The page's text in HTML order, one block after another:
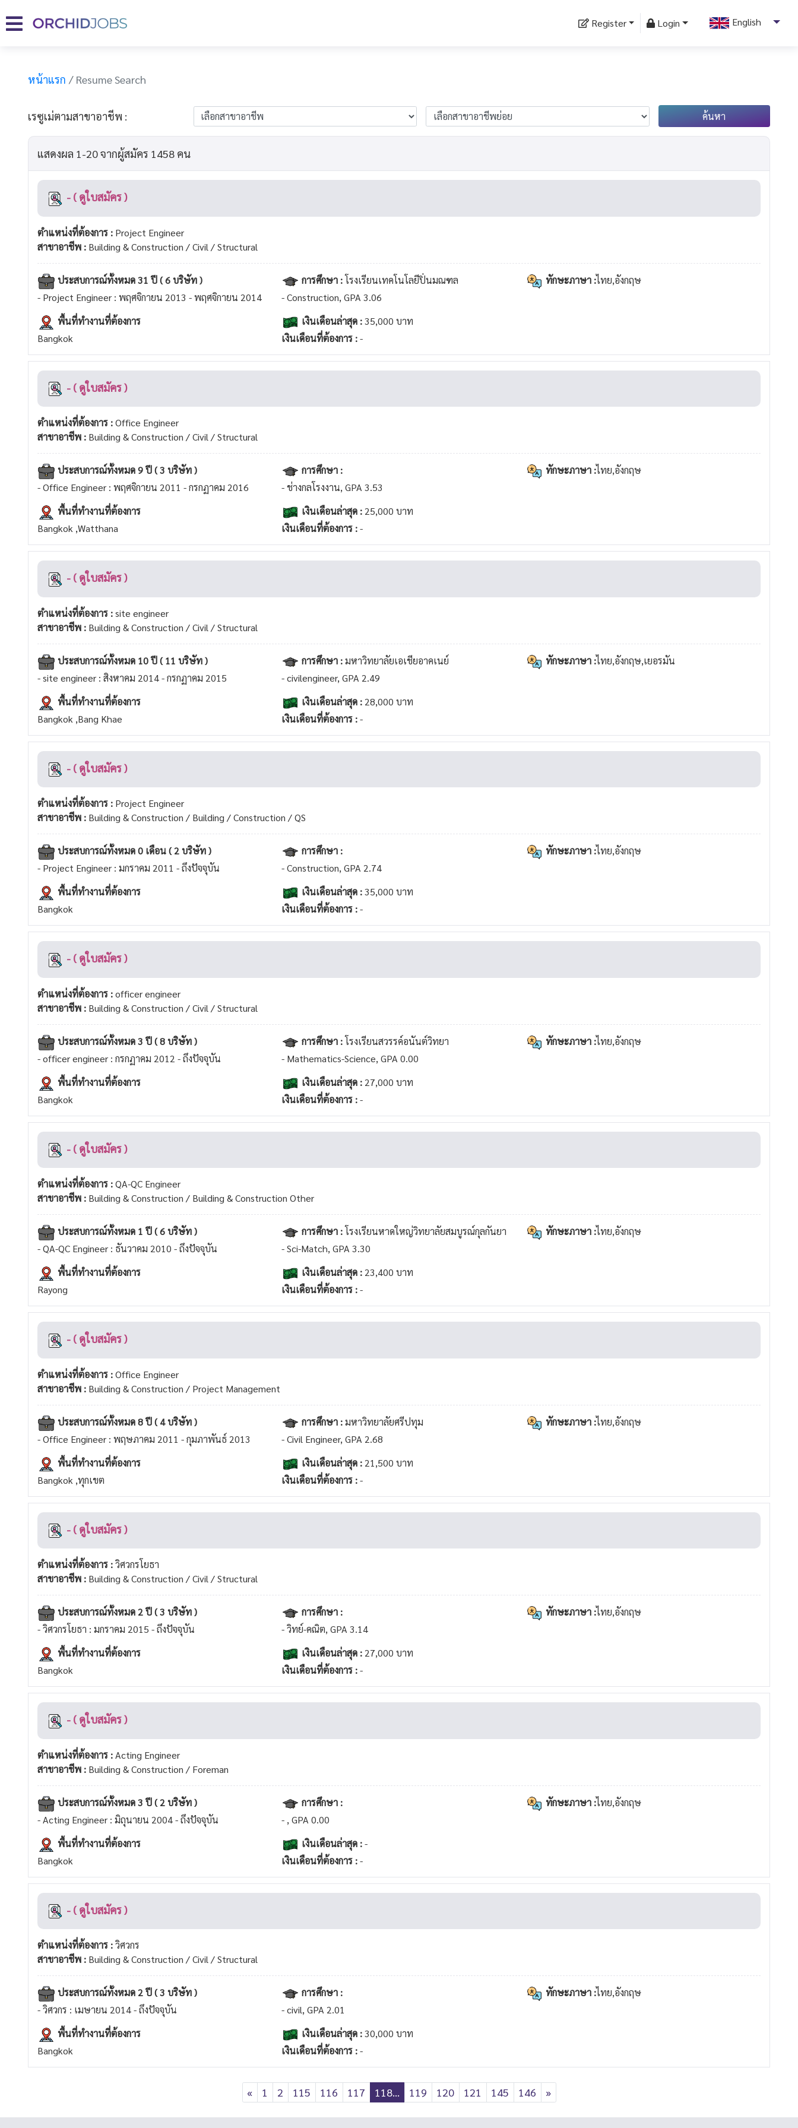
Register Login English
หน้าแรก Resume Search
เรซูเม่ตามสาขาอาชีพ : ค้นหา
แสดงผล 1-20 จากผู้สมัคร 1458 คน
- ( ดูใบสมัคร )
ตำแหน่งที่ต้องการ : Project Engineer
สาขาอาชีพ : Building & Construction / Civil / Structural
ประสบการณ์ทั้งหมด 31 ปี ( 6 บริษัท )
- Project Engineer : พฤศจิกายน 2013 - พฤศจิกายน 2014
การศึกษา :โรงเรียนเทคโนโลยีปิ่นมณฑล
- Construction, GPA 3.06
ทักษะภาษา :ไทย,อังกฤษ
พื้นที่ทำงานที่ต้องการ
Bangkok
เงินเดือนล่าสุด :35,000 บาท
เงินเดือนที่ต้องการ :-
- ( ดูใบสมัคร )
ตำแหน่งที่ต้องการ :Office Engineer
สาขาอาชีพ : Building & Construction / Civil / Structural
ประสบการณ์ทั้งหมด 9 ปี ( 3 บริษัท )
- Office Engineer : พฤศจิกายน 2011 - กรกฏาคม 2016
การศึกษา :
- ช่างกลโรงงาน, GPA 3.53
ทักษะภาษา :ไทย,อังกฤษ
พื้นที่ทำงานที่ต้องการ
Bangkok ,Watthana
เงินเดือนล่าสุด : 25,000 บาท
เงินเดือนที่ต้องการ :-
- ( ดูใบสมัคร )
ตำแหน่งที่ต้องการ :site engineer
สาขาอาชีพ : Building & Construction / Civil / Structural
ประสบการณ์ทั้งหมด 10 ปี ( 11 บริษัท )
- site engineer : สิงหาคม 2014 - กรกฏาคม 2015
การศึกษา :มหาวิทยาลัยเอเชียอาคเนย์
- civilengineer, GPA 2.49
ทักษะภาษา :ไทย,อังกฤษ,เยอรมัน
พื้นที่ทำงานที่ต้องการ
Bangkok ,Bang Khae
เงินเดือนล่าสุด : 28,000 บาท
เงินเดือนที่ต้องการ :-
- ( ดูใบสมัคร )
ตำแหน่งที่ต้องการ : Project Engineer
สาขาอาชีพ : Building & Construction / Building / Construction / QS
ประสบการณ์ทั้งหมด 0 เดือน ( 2 บริษัท )
- Project Engineer : มกราคม 2011 - ถึงปัจจุบัน
การศึกษา :
- Construction, GPA 2.74
ทักษะภาษา :ไทย,อังกฤษ
พื้นที่ทำงานที่ต้องการ
Bangkok
เงินเดือนล่าสุด :35,000 บาท
เงินเดือนที่ต้องการ :-
- ( ดูใบสมัคร )
ตำแหน่งที่ต้องการ :officer engineer
สาขาอาชีพ : Building & Construction / Civil / Structural
ประสบการณ์ทั้งหมด 3 ปี ( 8 บริษัท )
- officer engineer : กรกฏาคม 2012 - ถึงปัจจุบัน
การศึกษา :โรงเรียนสวรรค์อนันต์วิทยา
- Mathematics-Science, GPA 0.00
ทักษะภาษา :ไทย,อังกฤษ
พื้นที่ทำงานที่ต้องการ
Bangkok
เงินเดือนล่าสุด : 27,000 บาท
เงินเดือนที่ต้องการ :-
- ( ดูใบสมัคร )
ตำแหน่งที่ต้องการ :QA-QC Engineer
สาขาอาชีพ : Building & Construction / Building & Construction Other
ประสบการณ์ทั้งหมด 1 ปี ( 6 บริษัท )
- QA-QC Engineer : ธันวาคม 2010 - ถึงปัจจุบัน
การศึกษา :โรงเรียนหาดใหญ่วิทยาลัยสมบูรณ์กุลกันยา
- Sci-Match, GPA 3.30
ทักษะภาษา :ไทย,อังกฤษ
พื้นที่ทำงานที่ต้องการ
Rayong
เงินเดือนล่าสุด : 23,400 บาท
เงินเดือนที่ต้องการ :-
- ( ดูใบสมัคร )
ตำแหน่งที่ต้องการ :Office Engineer
สาขาอาชีพ : Building & Construction / Project Management
ประสบการณ์ทั้งหมด 8 ปี ( 4 บริษัท )
- Office Engineer : พฤษภาคม 2011 - กุมภาพันธ์ 2013
การศึกษา :มหาวิทยาลัยศรีปทุม
- Civil Engineer, GPA 2.68
ทักษะภาษา :ไทย,อังกฤษ
พื้นที่ทำงานที่ต้องการ
Bangkok ,ทุกเขต
เงินเดือนล่าสุด : 21,500 บาท
เงินเดือนที่ต้องการ :-
- ( ดูใบสมัคร )
ตำแหน่งที่ต้องการ :วิศวกรโยธา
สาขาอาชีพ : Building & Construction / Civil / Structural
ประสบการณ์ทั้งหมด 2 ปี ( 3 บริษัท )
- วิศวกรโยธา : มกราคม 2015 - ถึงปัจจุบัน
การศึกษา :
- วิทย์-คณิต, GPA 3.14
ทักษะภาษา :ไทย,อังกฤษ
พื้นที่ทำงานที่ต้องการ
Bangkok
เงินเดือนล่าสุด : 27,000 บาท
เงินเดือนที่ต้องการ :-
- ( ดูใบสมัคร )
ตำแหน่งที่ต้องการ :Acting Engineer
สาขาอาชีพ : Building & Construction / Foreman
ประสบการณ์ทั้งหมด 3 ปี ( 2 บริษัท )
- Acting Engineer : มิถุนายน 2004 - ถึงปัจจุบัน
การศึกษา :
- , GPA 0.00
ทักษะภาษา :ไทย,อังกฤษ
พื้นที่ทำงานที่ต้องการ
Bangkok
เงินเดือนล่าสุด :-
เงินเดือนที่ต้องการ :-
- ( ดูใบสมัคร )
ตำแหน่งที่ต้องการ :วิศวกร
สาขาอาชีพ : Building & Construction / Civil / Structural
ประสบการณ์ทั้งหมด 2 ปี ( 3 บริษัท )
- วิศวกร : เมษายน 2014 - ถึงปัจจุบัน
การศึกษา :
- civil, GPA 2.01
ทักษะภาษา :ไทย,อังกฤษ
พื้นที่ทำงานที่ต้องการ
Bangkok
เงินเดือนล่าสุด :30,000 บาท
เงินเดือนที่ต้องการ :-
« 1 2 115 116 117 118... 119 120 121 145 146 »